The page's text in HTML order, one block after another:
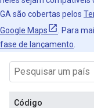
GA são cobertas pelos
Google Maps
. Para
fase de lançamento
Código